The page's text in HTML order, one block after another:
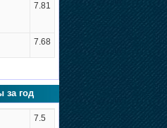
7.81
7.68
за год
7.5